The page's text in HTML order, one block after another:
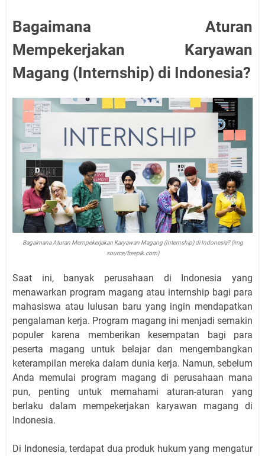
Bagaimana Aturan
Mempekerjakan Karyawan
Magang (Internship) di Indonesia?
Bagaimana Aturan Mempekerjakan Karyawan Magang (Internship) di Indonesia? (img
source/freepik.com)
Saat ini, banyak perusahaan di Indonesia yang
menawarkan program magang atau internship bagi para
mahasiswa atau lulusan baru yang ingin mendapatkan
pengalaman kerja. Program magang ini menjadi semakin
populer karena memberikan kesempatan bagi para
peserta magang untuk belajar dan mengembangkan
keterampilan mereka dalam dunia kerja. Namun, sebelum
Anda memulai program magang di perusahaan mana
pun, penting untuk memahami aturan-aturan yang
berlaku dalam mempekerjakan karyawan magang di
Indonesia.
Di Indonesia, terdapat dua produk hukum yang mengatur